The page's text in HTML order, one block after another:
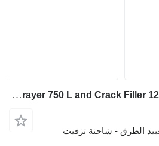
TICAB Asphalt Sprayer 750 L and Crack Filler 120 L from Manufacturer
الطرق - شاحنة تزفيت